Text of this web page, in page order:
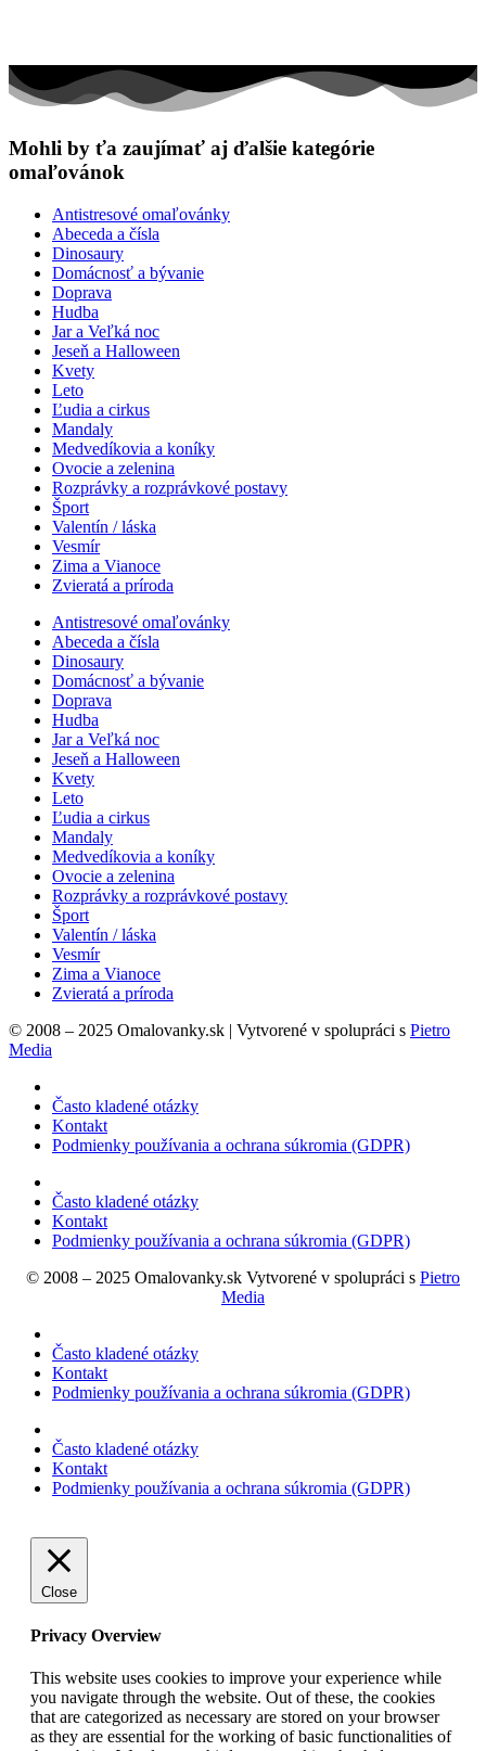
Mohli by ťa zaujímať aj ďalšie kategórie
omaľovánok
Antistresové omaľovánky
Abeceda a čísla
Dinosaury
Domácnosť a bývanie
Doprava
Hudba
Jar a Veľká noc
Jeseň a Halloween
Kvety
Leto
Ľudia a cirkus
Mandaly
Medvedíkovia a koníky
Ovocie a zelenina
Rozprávky a rozprávkové postavy
Šport
Valentín / láska
Vesmír
Zima a Vianoce
Zvieratá a príroda
Antistresové omaľovánky
Abeceda a čísla
Dinosaury
Domácnosť a bývanie
Doprava
Hudba
Jar a Veľká noc
Jeseň a Halloween
Kvety
Leto
Ľudia a cirkus
Mandaly
Medvedíkovia a koníky
Ovocie a zelenina
Rozprávky a rozprávkové postavy
Šport
Valentín / láska
Vesmír
Zima a Vianoce
Zvieratá a príroda
© 2008 – 2025 Omalovanky.sk | Vytvorené v spolupráci s Pietro
Media
Často kladené otázky
Kontakt
Podmienky používania a ochrana súkromia (GDPR)
Často kladené otázky
Kontakt
Podmienky používania a ochrana súkromia (GDPR)
© 2008 – 2025 Omalovanky.sk Vytvorené v spolupráci s Pietro
Media
Často kladené otázky
Kontakt
Podmienky používania a ochrana súkromia (GDPR)
Často kladené otázky
Kontakt
Podmienky používania a ochrana súkromia (GDPR)
Close
Privacy Overview
This website uses cookies to improve your experience while
you navigate through the website. Out of these, the cookies
that are categorized as necessary are stored on your browser
as they are essential for the working of basic functionalities of